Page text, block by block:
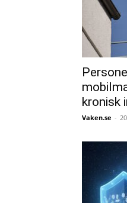
kronisk
Vaken.se -